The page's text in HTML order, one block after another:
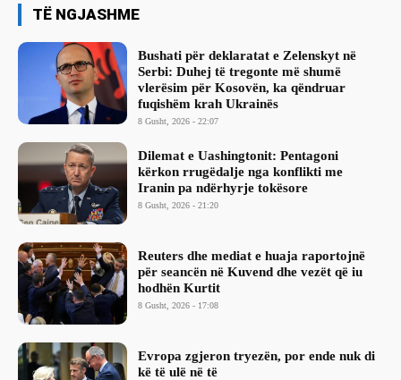
TË NGJASHME
Bushati për deklaratat e Zelenskyt në
Serbi: Duhej të tregonte më shumë
vlerësim për Kosovën, ka qëndruar
fuqishëm krah Ukrainës
8 Gusht, 2026 - 22:07
Dilemat e Uashingtonit: Pentagoni
kërkon rrugëdalje nga konflikti me
Iranin pa ndërhyrje tokësore
8 Gusht, 2026 - 21:20
Reuters dhe mediat e huaja raportojnë
për seancën në Kuvend dhe vezët që iu
hodhën Kurtit
8 Gusht, 2026 - 17:08
Evropa zgjeron tryezën, por ende nuk di
kë të ulë në të